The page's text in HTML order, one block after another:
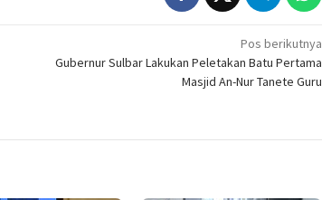
Pos berikutnya
Gubernur Sulbar Lakukan Peletakan Batu Pertama
Masjid An-Nur Tanete Guru